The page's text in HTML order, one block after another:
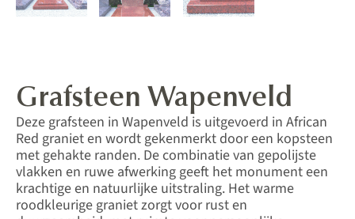
Grafsteen Wapenveld
Deze grafsteen in Wapenveld is uitgevoerd in African
Red graniet en wordt gekenmerkt door een kopsteen
met gehakte randen. De combinatie van gepolijste
vlakken en ruwe afwerking geeft het monument een
krachtige en natuurlijke uitstraling. Het warme
roodkleurige graniet zorgt voor rust en